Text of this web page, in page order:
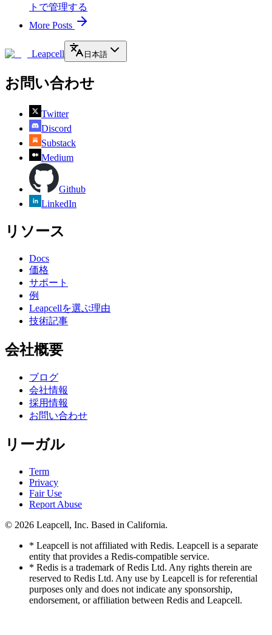
トで管理する
More Posts
Leapcell 日本語
お問い合わせ
Twitter
Discord
Substack
Medium
Github
LinkedIn
リソース
Docs
価格
サポート
例
Leapcellを選ぶ理由
技術記事
会社概要
ブログ
会社情報
採用情報
お問い合わせ
リーガル
Term
Privacy
Fair Use
Report Abuse
© 2026 Leapcell, Inc. Based in California.
* Leapcell is not affiliated with Redis. Leapcell is a separate
entity that provides a Redis-compatible service.
* Redis is a trademark of Redis Ltd. Any rights therein are
reserved to Redis Ltd. Any use by Leapcell is for referential
purposes only and does not indicate any sponsorship,
endorsement, or affiliation between Redis and Leapcell.